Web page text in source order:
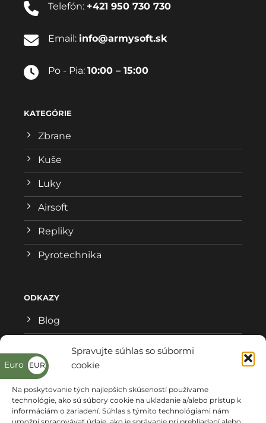
Spravujte súhlas so súbormi
cookie
Na poskytovanie tých najlepších skúseností používame
technológie, ako sú súbory cookie na ukladanie a/alebo prístup k
informáciám o zariadení. Súhlas s týmito technológiami nám
Telefón: +421 950 730 730
Email: info@armysoft.sk
Po - Pia: 10:00 – 15:00
KATEGÓRIE
Zbrane
Kuše
Luky
Airsoft
Repliky
Pyrotechnika
ODKAZY
Blog
Reklamačný formulár
Ochrana osobných údajov
Kde nás nájdete
Euro
EUR
€